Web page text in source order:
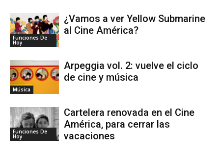
Funciones De
Hoy
¿Vamos a ver Yellow Submarine
al Cine América?
Música
Arpeggia vol. 2: vuelve el ciclo
de cine y música
Funciones De
Hoy
Cartelera renovada en el Cine
América, para cerrar las
vacaciones